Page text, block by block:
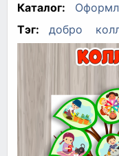
Каталог:
Тэг:
добро